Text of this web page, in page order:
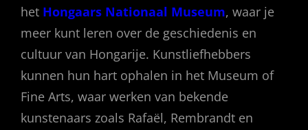
het Hongaars Nationaal Museum, waar je
meer kunt leren over de geschiedenis en
cultuur van Hongarije. Kunstliefhebbers
kunnen hun hart ophalen in het Museum of
Fine Arts, waar werken van bekende
kunstenaars zoals Rafaël, Rembrandt en